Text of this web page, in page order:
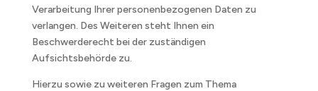
Verarbeitung Ihrer personenbezogenen Daten zu
verlangen. Des Weiteren steht Ihnen ein
Beschwerderecht bei der zuständigen
Aufsichtsbehörde zu.
Hierzu sowie zu weiteren Fragen zum Thema